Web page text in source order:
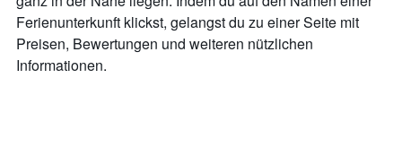
Ferienunterkunft klickst, gelangst du zu einer Seite mit
Preisen, Bewertungen und weiteren nützlichen
Informationen.